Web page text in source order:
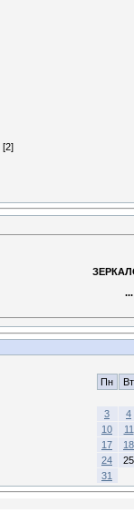
[2]
Пн Вт
3
4
10
11
17
18
24
25
31